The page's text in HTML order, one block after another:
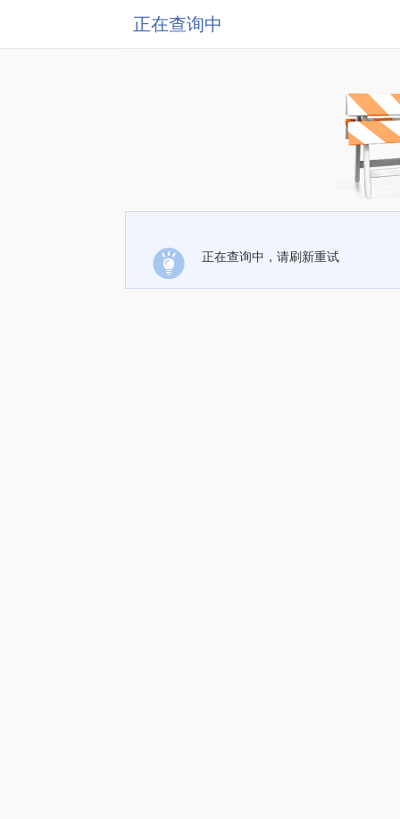
正在查询中
正在查询中，请刷新重试